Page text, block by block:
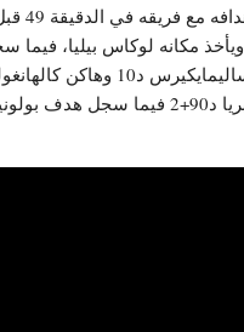
في الدقيقة 79 ويأخذ مكانه لوكاس
د57 ودافيد كالابريا د90+2 فيما